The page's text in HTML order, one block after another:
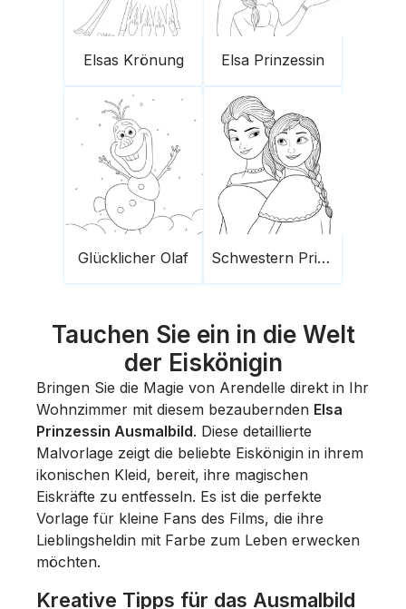
Elsas Krönung Elsa Prinzessin
Glücklicher Olaf Schwestern Prinzessinnen Die Eiskönigin
Tauchen Sie ein in die Welt
der Eiskönigin
Bringen Sie die Magie von Arendelle direkt in Ihr
Wohnzimmer mit diesem bezaubernden Elsa
Prinzessin Ausmalbild. Diese detaillierte
Malvorlage zeigt die beliebte Eiskönigin in ihrem
ikonischen Kleid, bereit, ihre magischen
Eiskräfte zu entfesseln. Es ist die perfekte
Vorlage für kleine Fans des Films, die ihre
Lieblingsheldin mit Farbe zum Leben erwecken
möchten.
Kreative Tipps für das Ausmalbild